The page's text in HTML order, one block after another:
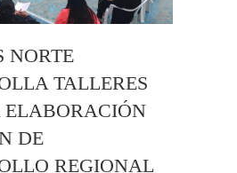
NORTE
TALLERES
ELABORACIÓN
DE
REGIONAL